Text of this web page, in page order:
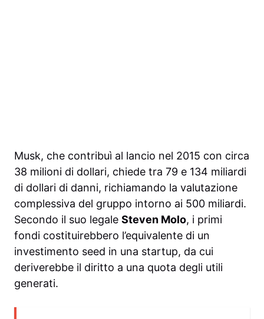
Musk, che contribuì al lancio nel 2015 con circa
38 milioni di dollari, chiede tra 79 e 134 miliardi
di dollari di danni, richiamando la valutazione
complessiva del gruppo intorno ai 500 miliardi.
Secondo il suo legale Steven Molo, i primi
fondi costituirebbero l’equivalente di un
investimento seed in una startup, da cui
deriverebbe il diritto a una quota degli utili
generati.